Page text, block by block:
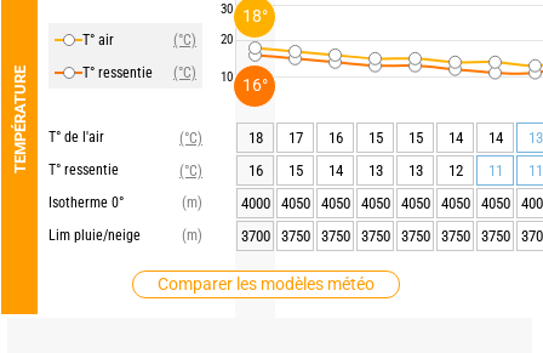
TEMPÉRATURE
T° air
(°C)
T° ressentie
(°C)
T° de l'air
(°C)
T° ressentie
(°C)
Isotherme 0°
(m)
Lim pluie/neige
(m)
Comparer les modèles météo
30
20
10
18 17 16 15 15 14 14
13
16
15 14 13 13 12 11
11
4000
4050 4050 4050 4050 4050 4050
3700
3750 3750 3750 3750 3750 3750
18°
16°